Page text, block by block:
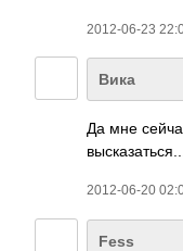
2012-06-23
Вика
Да мне
2012-06-20
Fess